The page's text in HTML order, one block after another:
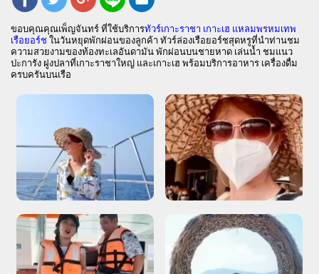
ขอบคุณคุณเพ็ญจันทร์ ที่ใช้บริการทัวร์เกาะราชา เกาะเฮ แหลมพรหมเทพ
เรือยอร์ช ในวันหยุดพักผ่อนของลูกค้า ทัวร์ล่องเรือยอร์ชสุดหรูที่นำท่านชม
ความสวยงามของท้องทะเลอันดามัน พักผ่อนบนชายหาด เล่นน้ำ ชมแนว
ปะการัง ฝูงปลาที่เกาะราชาใหญ่ และเกาะเฮ พร้อมบริการอาหาร เครื่องดื่ม
ครบครันบนเรือ